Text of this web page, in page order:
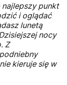
punkt
i oglądać
lunetą
nocy
Z
kieruje się w